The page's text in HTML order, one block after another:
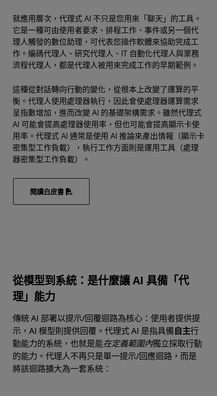
就應用層次，代理式 AI 不只是您用來「聊天」的工具。
它是一種可由使用者要求、排程工作、事件或另一個代
理人觸發的數位助理，可代表您操作軟體來協助完成工
作。編碼代理人、研究代理人、IT 自動化代理人與業務
流程代理人，都是代理人被用來完成工作的早期範例。
這種從對話轉向行動的變化，從根本上改變了運算的平
衡。代理人使用處理器執行，因此會使處理器運算需求
呈指數增加，進而改變 AI 的基礎架構需求。雖然代理式
AI 可能會提高處理器使用率，但也可能會提高顯示卡使
用率。代理式 AI 通常是使用 AI 推論來產出情報（顯示卡
密集型工作負載），執行工作方面則是運用工具（處理
器密集型工作負載）。
閱讀白皮書
從模型到系統：是什麼讓 AI 具備「代
理」能力
傳統 AI 部署以提示/回覆迴路為核心：使用者提供提
示，AI 模型則提供回覆。代理式 AI 是指具備自主行
動能力的系統，也就是能在定義範圍內獨立採取行動
的能力。代理人不再只是單一提示/回應迴路，而是
將該迴路擴大為一套系統：